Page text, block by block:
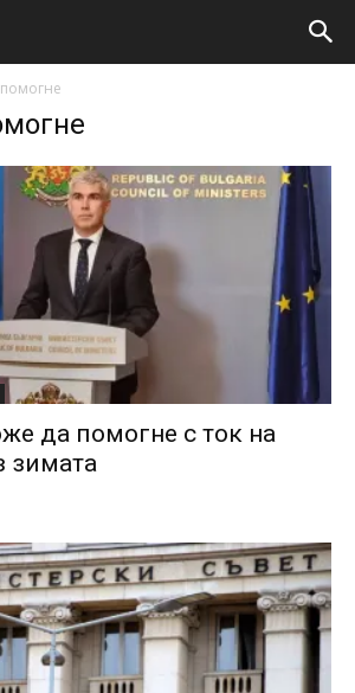
помогне
да помогне с ток на
зимата